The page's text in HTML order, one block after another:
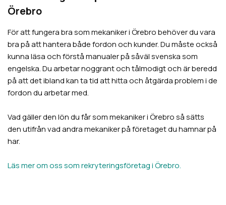
Örebro
För att fungera bra som mekaniker i Örebro behöver du vara
bra på att hantera både fordon och kunder. Du måste också
kunna läsa och förstå manualer på såväl svenska som
engelska. Du arbetar noggrant och tålmodigt och är beredd
på att det ibland kan ta tid att hitta och åtgärda problem i de
fordon du arbetar med.
Vad gäller den lön du får som mekaniker i Örebro så sätts
den utifrån vad andra mekaniker på företaget du hamnar på
har.
Läs mer om oss som rekryteringsföretag i Örebro.